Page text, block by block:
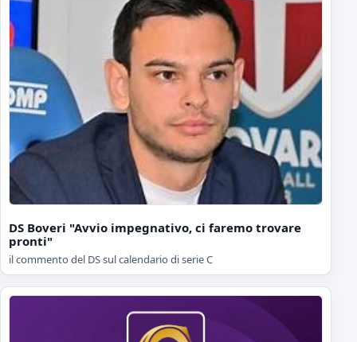
DS Boveri "Avvio impegnativo, ci faremo trovare
pronti"
il commento del DS sul calendario di serie C